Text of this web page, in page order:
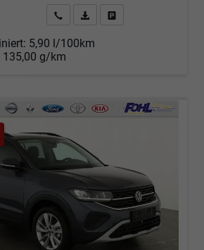
Angebot anfordern
Fahrzeugexpose (PDF)
5,90 l/100km
135,00 g/km